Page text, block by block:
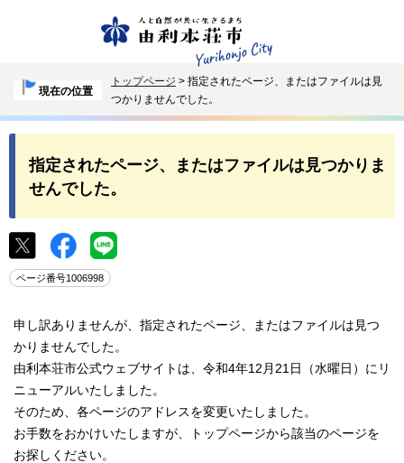
現在の位置
トップページ > 指定されたページ、またはファイルは見
つかりませんでした。
指定されたページ、またはファイルは見つかりま
せんでした。
ページ番号1006998
申し訳ありませんが、指定されたページ、またはファイルは見つ
かりませんでした。
由利本荘市公式ウェブサイトは、令和4年12月21日（水曜日）にリ
ニューアルいたしました。
そのため、各ページのアドレスを変更いたしました。
お手数をおかけいたしますが、トップページから該当のページを
お探しください。